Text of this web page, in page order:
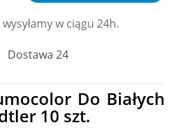
w ciągu 24h.
Dostawa 24
Do Białych
10 szt.